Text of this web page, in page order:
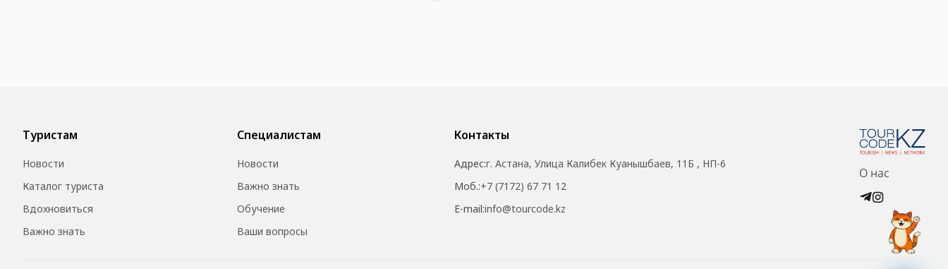
Туристам
Новости
Каталог туриста
Вдохновиться
Важно знать
Специалистам
Новости
Важно знать
Обучение
Ваши вопросы
Контакты
Адрес:г. Астана, Улица Калибек Куанышбаев, 11Б , НП-6
Моб.:+7 (7172) 67 71 12
E-mail:info@tourcode.kz
О нас